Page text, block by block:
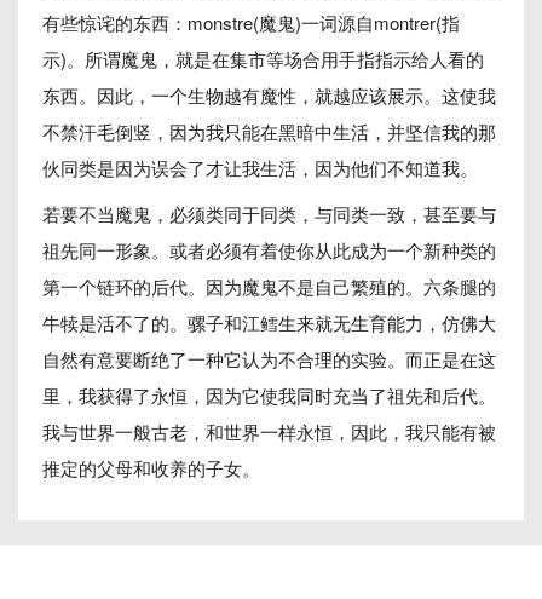
有些惊诧的东西：monstre(魔鬼)一词源自montrer(指
示)。所谓魔鬼，就是在集市等场合用手指指示给人看的
东西。因此，一个生物越有魔性，就越应该展示。这使我
不禁汗毛倒竖，因为我只能在黑暗中生活，并坚信我的那
伙同类是因为误会了才让我生活，因为他们不知道我。
若要不当魔鬼，必须类同于同类，与同类一致，甚至要与
祖先同一形象。或者必须有着使你从此成为一个新种类的
第一个链环的后代。因为魔鬼不是自己繁殖的。六条腿的
牛犊是活不了的。骡子和江鳕生来就无生育能力，仿佛大
自然有意要断绝了一种它认为不合理的实验。而正是在这
里，我获得了永恒，因为它使我同时充当了祖先和后代。
我与世界一般古老，和世界一样永恒，因此，我只能有被
推定的父母和收养的子女。